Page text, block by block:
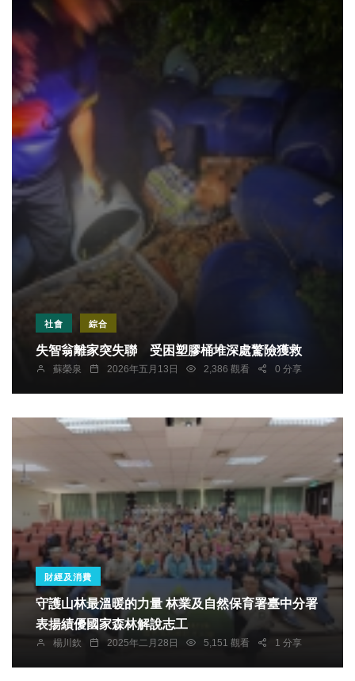
社會 綜合
失智翁離家突失聯 受困塑膠桶堆深處驚險獲救
蘇榮泉 2026年五月13日 2,386 觀看 0 分享
財經及消費
守護山林最溫暖的力量 林業及自然保育署臺中分署
表揚績優國家森林解說志工
楊川欽 2025年二月28日 5,151 觀看 1 分享